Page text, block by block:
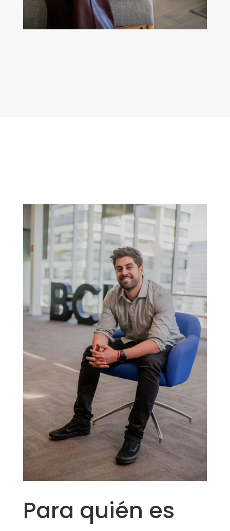
Para quién es